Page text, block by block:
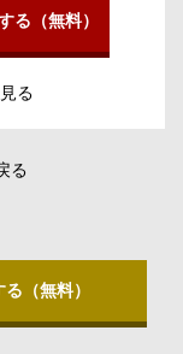
る（無料）
る
る
（無料）